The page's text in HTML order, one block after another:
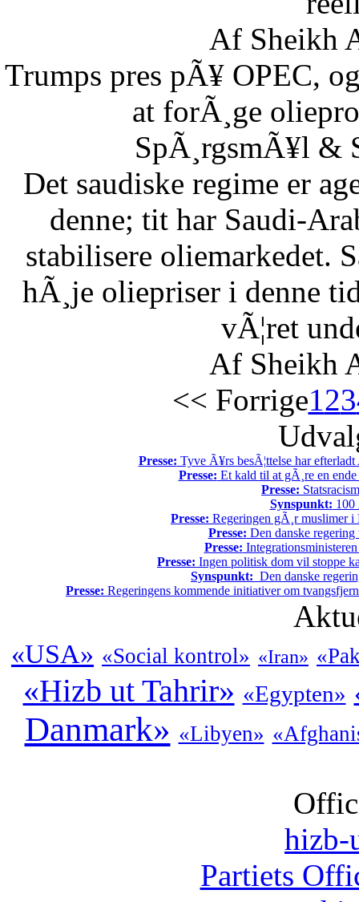
Af Sheikh
Trumps pres pÃ¥ OPEC,
at forÃ¸ge
SpÃ¸rgsmÃ¥l &
Det saudiske regime er
denne; tit har Saudi-
stabilisere oliemarkedet.
hÃ¸je oliepriser i denne
vÃ¦ret
Af Sheikh
<< Forrige123
Presse: Tyve Ã¥rs besÃ¦ttelse har
Presse: Et kald til at gÃ¸re en
Presse:
Synspunkt: 100
Presse: Regeringen gÃ¸r muslimer
Presse: Den danske
Presse:
Presse: Ingen politisk dom vil stoppe
Synspunkt: Den danske
Presse: Regeringens kommende initiativer om
«USA» «Social kontrol» «Iran»
«Hizb ut Tahrir» «Egypten»
Danmark» «Libyen»
hizb-
Partiets